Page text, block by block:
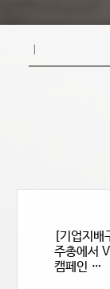
[기업지
주총에서
캠페인 …